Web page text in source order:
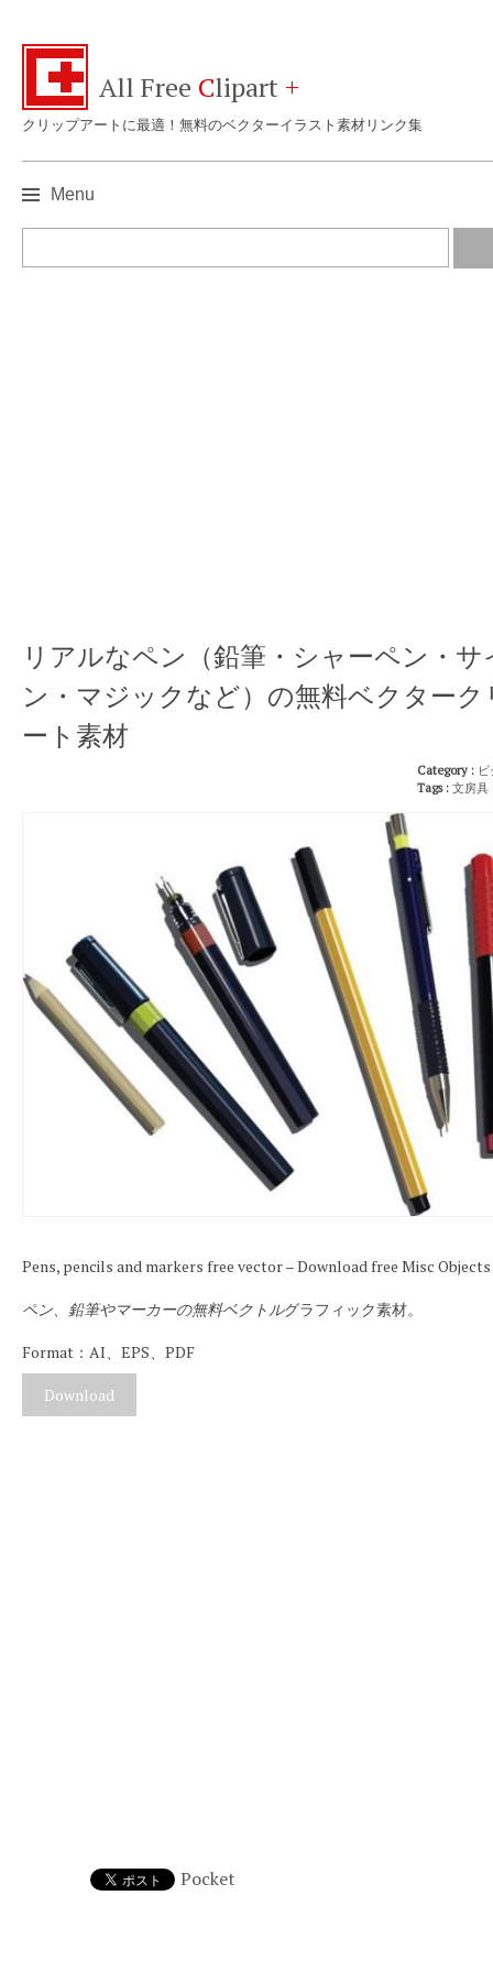
All Free Clipart +
クリップアートに最適！無料のベクターイラスト素材リンク集
Menu
リアルなペン（鉛筆・シャーペン・サ
ン・マジックなど）の無料ベクター
ート素材
Category :
Tags : 文房具
Pens, pencils and markers free vector – Download free Misc
ペン、鉛筆やマーカーの無料ベクトルグラフィック素材。
Format：AI、EPS、PDF
Download
Pocket